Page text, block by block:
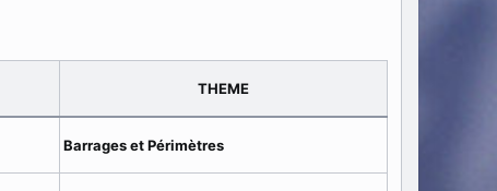
THEME
Barrages et Périmètres